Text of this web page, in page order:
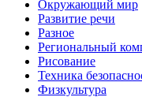
Окружающий мир
Развитие речи
Разное
Региональный
Рисование
Техника
Физкультура